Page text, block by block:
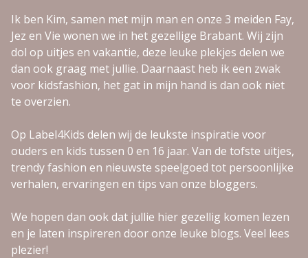
Ik ben Kim, samen met mijn man en onze 3 meiden Fay,
Jez en Vie wonen we in het gezellige Brabant. Wij zijn
dol op uitjes en vakantie, deze leuke plekjes delen we
dan ook graag met jullie. Daarnaast heb ik een zwak
voor kidsfashion, het gat in mijn hand is dan ook niet
te overzien.
Op Label4Kids delen wij de leukste inspiratie voor
ouders en kids tussen 0 en 16 jaar. Van de tofste uitjes,
trendy fashion en nieuwste speelgoed tot persoonlijke
verhalen, ervaringen en tips van onze bloggers.
We hopen dan ook dat jullie hier gezellig komen lezen
en je laten inspireren door onze leuke blogs. Veel lees
plezier!